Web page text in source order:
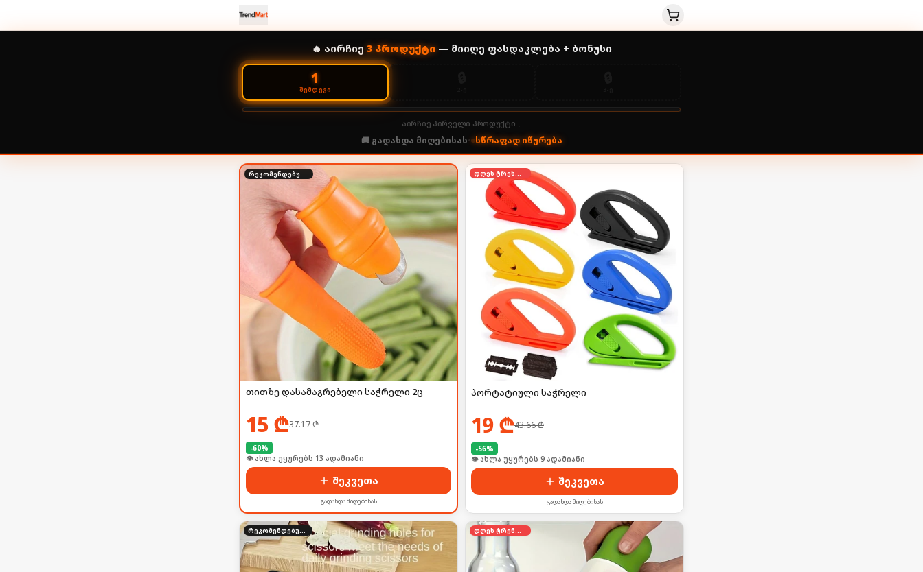
🔥 აირჩიე 3პროდუქტი— მიიღე ფასდაკლება + ბონუსი
1
ᲨᲔᲛᲓᲔᲒᲘ
აირჩიე პირველი პროდუქტი ↓
🚚 გადახდა მიღებისას• სწრაფად იწურება
რეკომენდებული
თითზე დასამაგრებელი საჭრელი 2ც
15₾37.17₾
-60%
🛒 ბოლო 24სთ-ში იყიდა 17-მა
შეკვეთა
გადახდა მიღებისას
დღეს ტრენდში
პორტატიული საჭრელი
19₾43.66₾
-56%
🛒 ბოლო 24სთ-ში იყიდა 14-მა
შეკვეთა
გადახდა მიღებისას
რეკომენდებული დღეს ტრენდში